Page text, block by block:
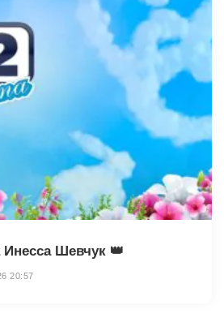
Инесса Шевчук 👑
20:57